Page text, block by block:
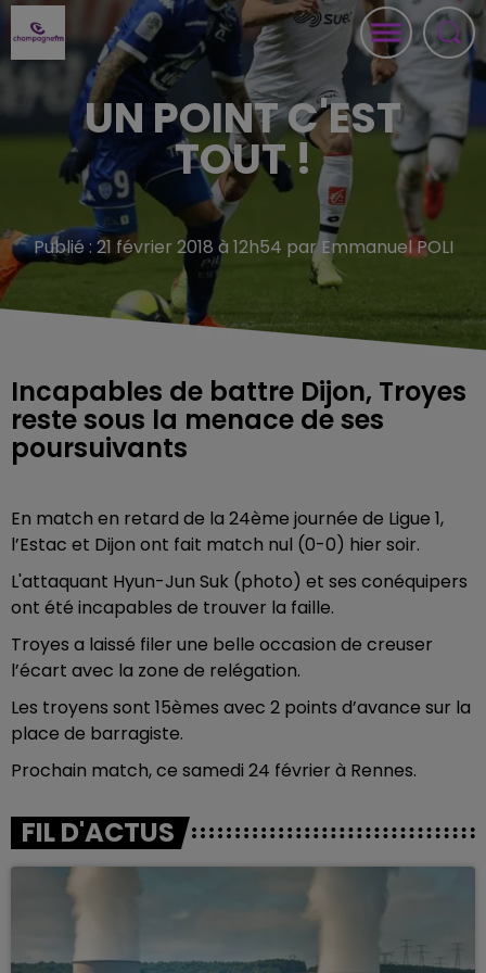
UN POINT C'EST
TOUT !
Publié : 21 février 2018 à 12h54 par Emmanuel POLI
Incapables de battre Dijon, Troyes
reste sous la menace de ses
poursuivants
En match en retard de la 24ème journée de Ligue 1,
l’Estac et Dijon ont fait match nul (0-0) hier soir.
L'attaquant Hyun-Jun Suk (photo) et ses conéquipers
ont été incapables de trouver la faille.
Troyes a laissé filer une belle occasion de creuser
l’écart avec la zone de relégation.
Les troyens sont 15èmes avec 2 points d’avance sur la
place de barragiste.
Prochain match, ce samedi 24 février à Rennes.
FIL D'ACTUS